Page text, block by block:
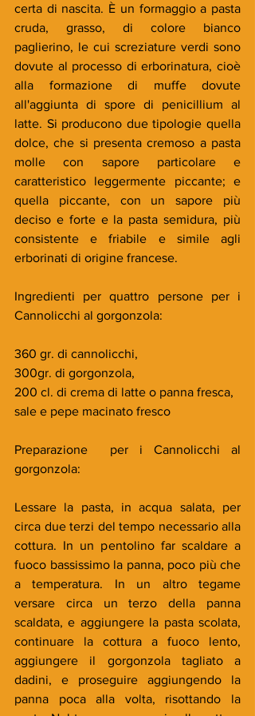
certa di nascita. È un formaggio a pasta
cruda, grasso, di colore bianco
paglierino, le cui screziature verdi sono
dovute al processo di erborinatura, cioè
alla formazione di muffe dovute
all'aggiunta di spore di penicillium al
latte. Si producono due tipologie quella
dolce, che si presenta cremoso a pasta
molle con sapore particolare e
caratteristico leggermente piccante; e
quella piccante, con un sapore più
deciso e forte e la pasta semidura, più
consistente e friabile e simile agli
erborinati di origine francese.
Ingredienti per quattro persone per i
Cannolicchi al gorgonzola:
360 gr. di cannolicchi,
300gr. di gorgonzola,
200 cl. di crema di latte o panna fresca,
sale e pepe macinato fresco
Preparazione  per i Cannolicchi al
gorgonzola:
Lessare la pasta, in acqua salata, per
circa due terzi del tempo necessario alla
cottura. In un pentolino far scaldare a
fuoco bassissimo la panna, poco più che
a temperatura. In un altro tegame
versare circa un terzo della panna
scaldata, e aggiungere la pasta scolata,
continuare la cottura a fuoco lento,
aggiungere il gorgonzola tagliato a
dadini, e proseguire aggiungendo la
panna poca alla volta, risottando la